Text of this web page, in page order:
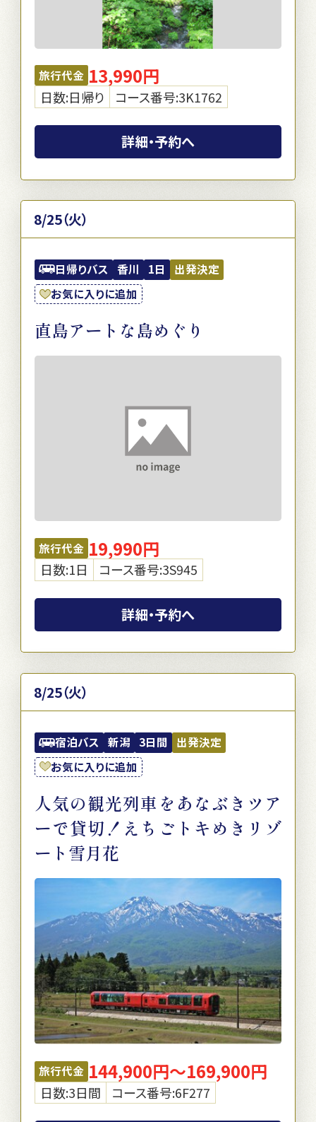
旅行代金 13,990円
日数:日帰り コース番号:3K1762
詳細・予約へ
8/25（火）
日帰りバス 香川 1日
出発決定
お気に入りに追加
直島アートな島めぐり
旅行代金 19,990円
日数:1日 コース番号:3S945
詳細・予約へ
8/25（火）
宿泊バス 新潟 3日間
出発決定
お気に入りに追加
人気の観光列車をあなぶきツア
ーで貸切！えちごトキめきリゾ
ート雪月花
旅行代金 144,900円～169,900円
日数:3日間 コース番号:6F277